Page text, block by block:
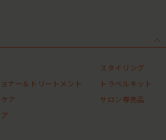
ナー＆トリートメント
ア
スタイリング
トラベルキット
サロン専売品